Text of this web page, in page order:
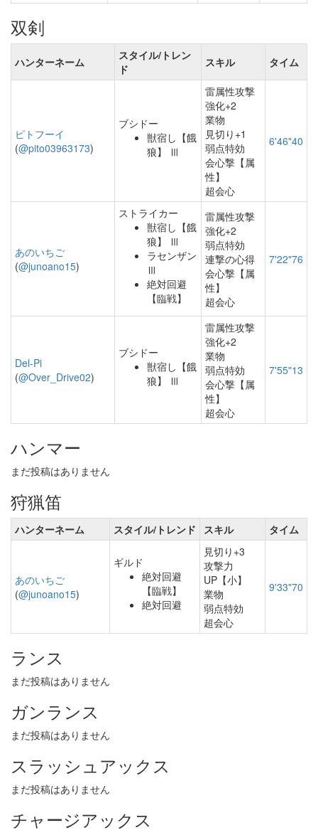
双剣
ハンターネーム
スタイル/トレン
ド
スキル タイム
ピトフーイ
(@pito03963173)
ブシドー
獣宿し【餓
狼】 Ⅲ
雷属性攻撃
強化+2
業物
見切り+1
弱点特効
会心撃【属
性】
超会心
6'46"40
あのいちご
(@junoano15)
ストライカー
獣宿し【餓
狼】 Ⅲ
ラセンザン
Ⅲ
絶対回避
【臨戦】
雷属性攻撃
強化+2
弱点特効
連撃の心得
会心撃【属
性】
超会心
7'22"76
Del-Pi
(@Over_Drive02)
ブシドー
獣宿し【餓
狼】 Ⅲ
雷属性攻撃
強化+2
業物
弱点特効
会心撃【属
性】
超会心
7'55"13
ハンマー
まだ投稿はありません
狩猟笛
ハンターネーム スタイル/トレンド スキル タイム
あのいちご
(@junoano15)
ギルド
絶対回避
【臨戦】
絶対回避
見切り+3
攻撃力
UP【小】
業物
弱点特効
超会心
9'33"70
ランス
まだ投稿はありません
ガンランス
まだ投稿はありません
スラッシュアックス
まだ投稿はありません
チャージアックス